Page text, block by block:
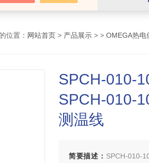
位置： 网站首页 > 产品展示 > > OMEGA热电
SPCH-
SPCH-010-
测温线
简要描述： SPCH-010-